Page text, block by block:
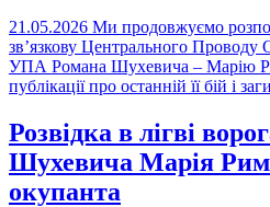
21.05.2026 Ми продовжуємо
зв’язкову Центрального
УПА Романа Шухевича – Марію
публікації про останній її бій і
Розвідка в лігві
Шухевича Марія
окупанта